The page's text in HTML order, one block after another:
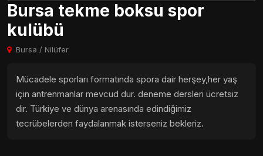
Bursa tekme boksu spor
kulübü
Bursa / Nilüfer
Mücadele sporları formatında spora dair herşey,her yaş
için antrenmanlar mevcud dur. deneme dersleri ücretsiz
dir. Türkiye ve dünya arenasında edindiğimiz
tecrübelerden faydalanmak isterseniz bekleriz.